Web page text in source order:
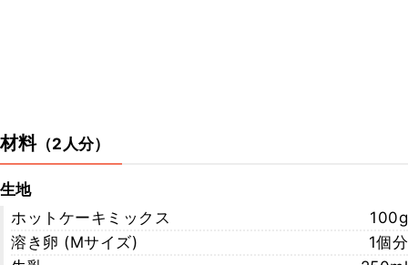
材料（2人分）
生地
ホットケーキミックス
100g
溶き卵 (Mサイズ)
1個分